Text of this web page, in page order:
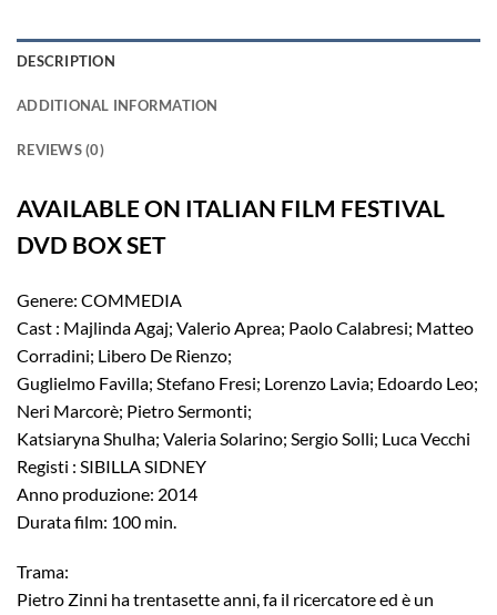
DESCRIPTION
ADDITIONAL INFORMATION
REVIEWS (0)
AVAILABLE ON ITALIAN FILM FESTIVAL
DVD BOX SET
Genere: COMMEDIA
Cast : Majlinda Agaj; Valerio Aprea; Paolo Calabresi; Matteo
Corradini; Libero De Rienzo;
Guglielmo Favilla; Stefano Fresi; Lorenzo Lavia; Edoardo Leo;
Neri Marcorè; Pietro Sermonti;
Katsiaryna Shulha; Valeria Solarino; Sergio Solli; Luca Vecchi
Registi : SIBILLA SIDNEY
Anno produzione: 2014
Durata film: 100 min.
Trama:
Pietro Zinni ha trentasette anni, fa il ricercatore ed è un